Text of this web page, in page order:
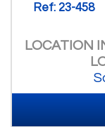
Ref: 23-458
LOCATION